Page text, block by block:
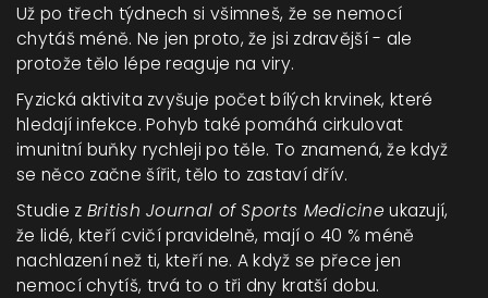
Už po třech týdnech si všimneš, že se nemocí
chytáš méně. Ne jen proto, že jsi zdravější - ale
protože tělo lépe reaguje na viry.
Fyzická aktivita zvyšuje počet bílých krvinek, které
hledají infekce. Pohyb také pomáhá cirkulovat
imunitní buňky rychleji po těle. To znamená, že když
se něco začne šířit, tělo to zastaví dřív.
Studie z British Journal of Sports Medicine ukazují,
že lidé, kteří cvičí pravidelně, mají o 40 % méně
nachlazení než ti, kteří ne. A když se přece jen
nemocí chytíš, trvá to o tři dny kratší dobu.